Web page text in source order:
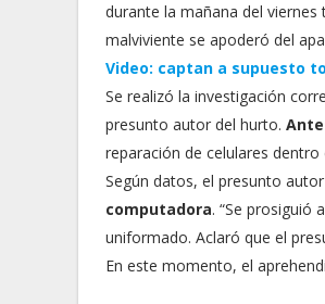
durante la mañana del viernes
malviviente se apoderó del
Video: captan a supuesto
Se realizó la investigación
presunto autor del hurto.
reparación de celulares dentro
Según datos, el presunto
computadora. “Se prosiguió
uniformado. Aclaró que el
En este momento, el